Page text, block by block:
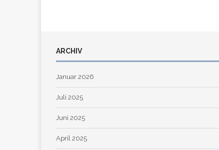
ARCHIV
Januar 2026
Juli 2025
Juni 2025
April 2025